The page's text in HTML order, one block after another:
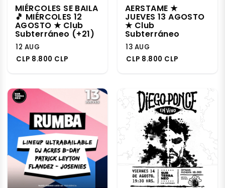
MIÉRCOLES SE BAILA
🎵 MIÉRCOLES 12
AGOSTO ★ Club
Subterráneo (+21)
12 AUG
CLP 8.800 CLP
AERSTAME ★
JUEVES 13 AGOSTO
★ Club
Subterráneo
13 AUG
CLP 8.800 CLP